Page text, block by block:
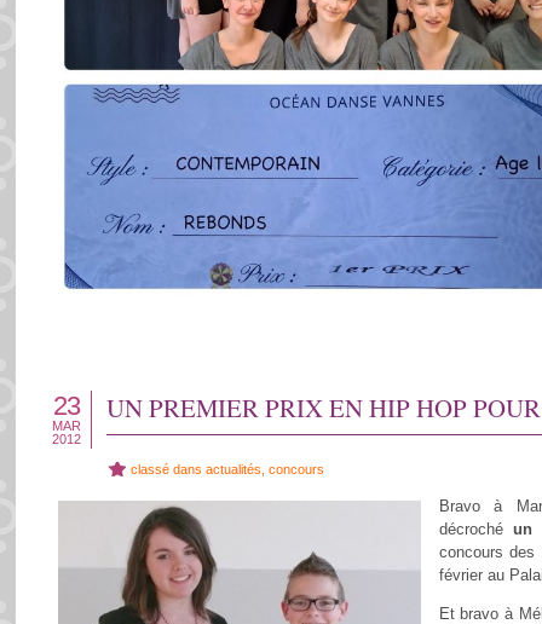
UN PREMIER PRIX EN HIP HOP
23
MAR
2012
classé dans actualités concours
Bravo à
décroché un
concours
février au
Et bravo à